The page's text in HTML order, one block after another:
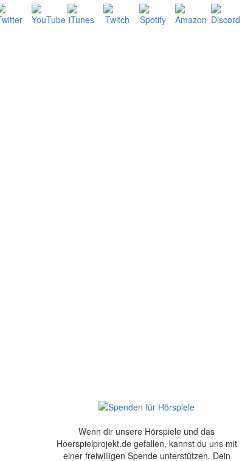
Wenn dir unsere Hörspiele und das
Hoerspielprojekt.de gefallen, kannst du uns mit
einer freiwilligen Spende unterstützen. Dein